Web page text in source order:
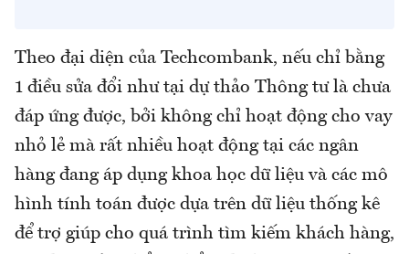
Theo đại diện của Techcombank, nếu chỉ bằng
1 điều sửa đổi như tại dự thảo Thông tư là chưa
đáp ứng được, bởi không chỉ hoạt động cho vay
nhỏ lẻ mà rất nhiều hoạt động tại các ngân
hàng đang áp dụng khoa học dữ liệu và các mô
hình tính toán được dựa trên dữ liệu thống kê
để trợ giúp cho quá trình tìm kiếm khách hàng,